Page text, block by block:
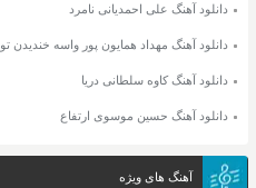
دانلود آهنگ علی احمدیانی نامرد
دانلود آهنگ مهداد همایون پور واسه خندیدن تو
دانلود آهنگ کاوه سلطانی دریا
دانلود آهنگ حسین موسوی ارتفاع
آهنگ های ویژه